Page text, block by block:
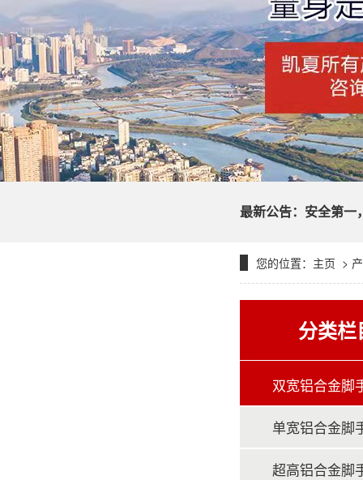
最新公告：安全第一
您的位置： 主页 >
分类栏
双宽铝合金脚
单宽铝合金脚
超高铝合金脚
凯夏脚手
脚手架
脚手架